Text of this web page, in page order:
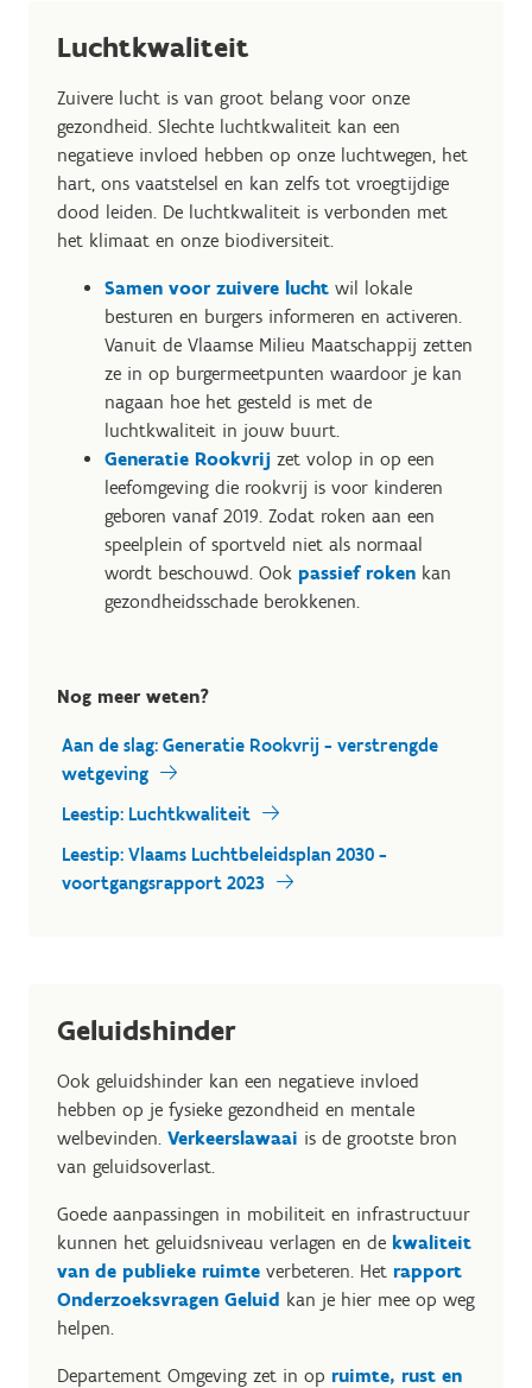
Luchtkwaliteit
Zuivere lucht is van groot belang voor onze
gezondheid. Slechte luchtkwaliteit kan een
negatieve invloed hebben op onze luchtwegen, het
hart, ons vaatstelsel en kan zelfs tot vroegtijdige
dood leiden. De luchtkwaliteit is verbonden met
het klimaat en onze biodiversiteit.
Samen voor zuivere lucht wil lokale
besturen en burgers informeren en activeren.
Vanuit de Vlaamse Milieu Maatschappij zetten
ze in op burgermeetpunten waardoor je kan
nagaan hoe het gesteld is met de
luchtkwaliteit in jouw buurt.
Generatie Rookvrij zet volop in op een
leefomgeving die rookvrij is voor kinderen
geboren vanaf 2019. Zodat roken aan een
speelplein of sportveld niet als normaal
wordt beschouwd. Ook passief roken kan
gezondheidsschade berokkenen.
Nog meer weten?
Aan de slag: Generatie Rookvrij - verstrengde
wetgeving
Leestip: Luchtkwaliteit
Leestip: Vlaams Luchtbeleidsplan 2030 -
voortgangsrapport 2023
Geluidshinder
Ook geluidshinder kan een negatieve invloed
hebben op je fysieke gezondheid en mentale
welbevinden. Verkeerslawaai is de grootste bron
van geluidsoverlast.
Goede aanpassingen in mobiliteit en infrastructuur
kunnen het geluidsniveau verlagen en de kwaliteit
van de publieke ruimte verbeteren. Het rapport
Onderzoeksvragen Geluid kan je hier mee op weg
helpen.
Departement Omgeving zet in op ruimte, rust en